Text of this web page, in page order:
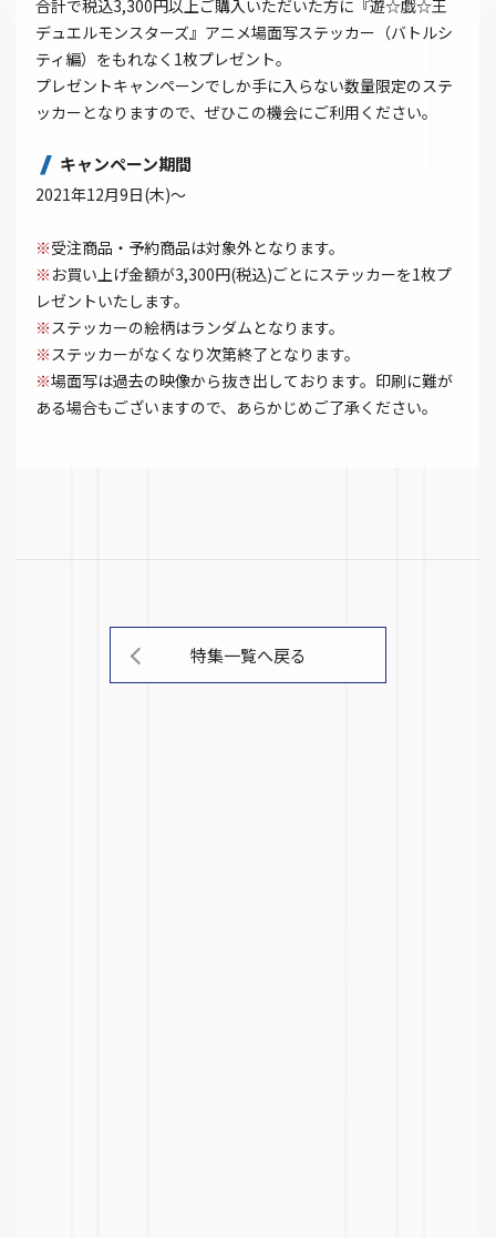
合計で税込3,300円以上ご購入いただいた方に『遊☆戯☆王
デュエルモンスターズ』アニメ場面写ステッカー（バトルシ
ティ編）をもれなく1枚プレゼント。
プレゼントキャンペーンでしか手に入らない数量限定のステ
ッカーとなりますので、ぜひこの機会にご利用ください。
キャンペーン期間
2021年12月9日(木)～
※受注商品・予約商品は対象外となります。
※ お買い上げ金額が3,300円(税込)ごとにステッカーを1枚プ
レゼントいたします。
※ ステッカーの絵柄はランダムとなります。
※ ステッカーがなくなり次第終了となります。
※場面写は過去の映像から抜き出しております。印刷に難が
ある場合もございますので、あらかじめご了承ください。
特集一覧へ戻る